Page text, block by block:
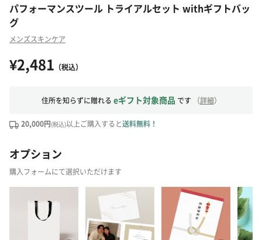
パフォーマンスツール トライアルセット withギフトバッ
グ
メンズスキンケア
¥2,481 （税込）
住所を知らずに贈れる eギフト対象商品 です （詳細）
20,000円(税込)以上ご購入すると送料無料！
オプション
購入フォームにて選択いただけます